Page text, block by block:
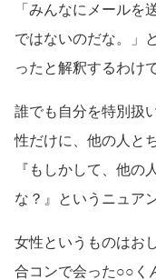
「みんなにメールを
ではないのだな。」
ったと解釈するわけ
誰でも自分を特別扱
性だけに、他の人と
『もしかして、他の
な？』というニュア
女性というものはお
合コンで会った○○く